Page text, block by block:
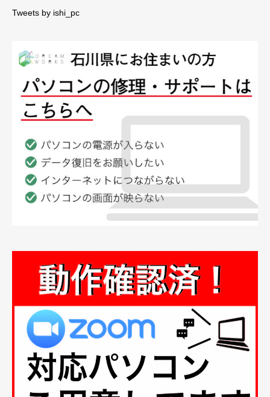
Tweets by ishi_pc